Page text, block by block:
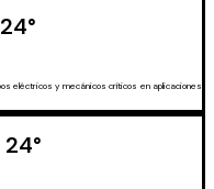
eléctricos y mecánicos críticos en aplicaciones